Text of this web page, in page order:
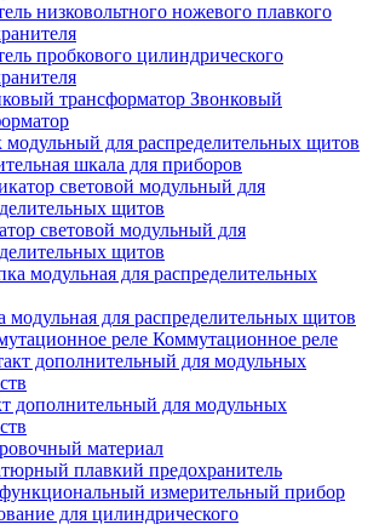
низковольтного ножевого плавкого
пробкового цилиндрического
Звонковый
модульный для распределительных щитов
шкала для приборов
световой модульный для
щитов
модульная для распределительных щитов
Коммутационное реле
дополнительный для модульных
материал
плавкий предохранитель
измерительный прибор